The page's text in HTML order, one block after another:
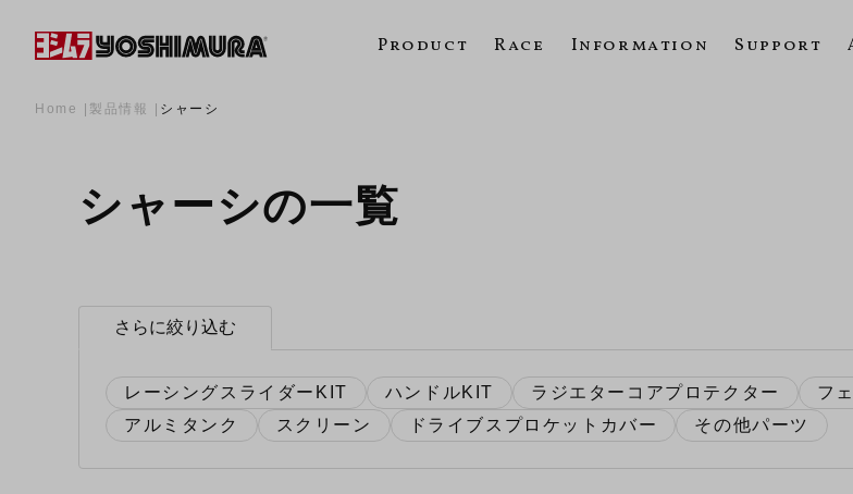
Product Race Information Support
Home 製品情報 シャーシ
シャーシの一覧
さらに絞り込む
レーシングスライダーKIT ハンドルKIT ラジエターコアプロテクター フ
アルミタンク
スクリーン ドライブスプロケットカバー その他パーツ